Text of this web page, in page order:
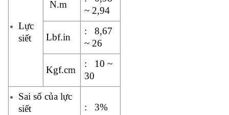
Lực
siết
N.m
~ 2,94
Lbf.in
: 8,67
~ 26
Kgf.cm
: 10 ~
30
Sai số của lực
siết
: 3%